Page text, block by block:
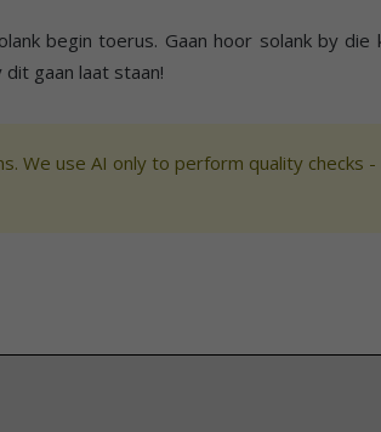
begin toerus. Gaan hoor solank by die
gaan laat staan!
We use AI only to perform quality checks